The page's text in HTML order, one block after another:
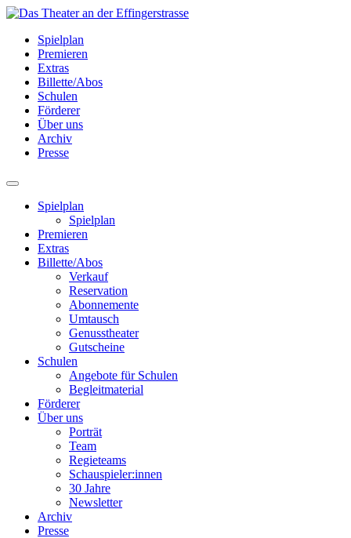
Spielplan
Premieren
Extras
Billette/Abos
Schulen
Förderer
Über uns
Archiv
Presse
Spielplan
Spielplan
Premieren
Extras
Billette/Abos
Verkauf
Reservation
Abonnemente
Umtausch
Genusstheater
Gutscheine
Schulen
Angebote für Schulen
Begleitmaterial
Förderer
Über uns
Porträt
Team
Regieteams
Schauspieler:innen
30 Jahre
Newsletter
Archiv
Presse